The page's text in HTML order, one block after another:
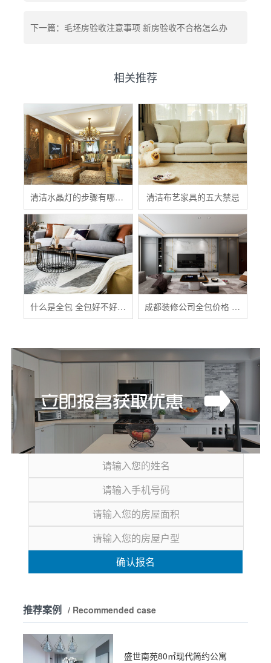
下一篇：毛坯房验收注意事项 新房验收不合格怎么办
相关推荐
清洁水晶灯的步骤有哪些？ 清洁布艺家具的五大禁忌
什么是全包 全包好不好 全包装修注意事项有哪些 成都装修公司全包价格 成都全包装修多少钱一平
确认报名
推荐案例 / Recommended case
盛世南苑80㎡现代简约公寓